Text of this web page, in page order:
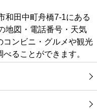
和田中町舟橋7-1にある
地図・電話番号・天気
コンビニ・グルメや観光
ることができます。